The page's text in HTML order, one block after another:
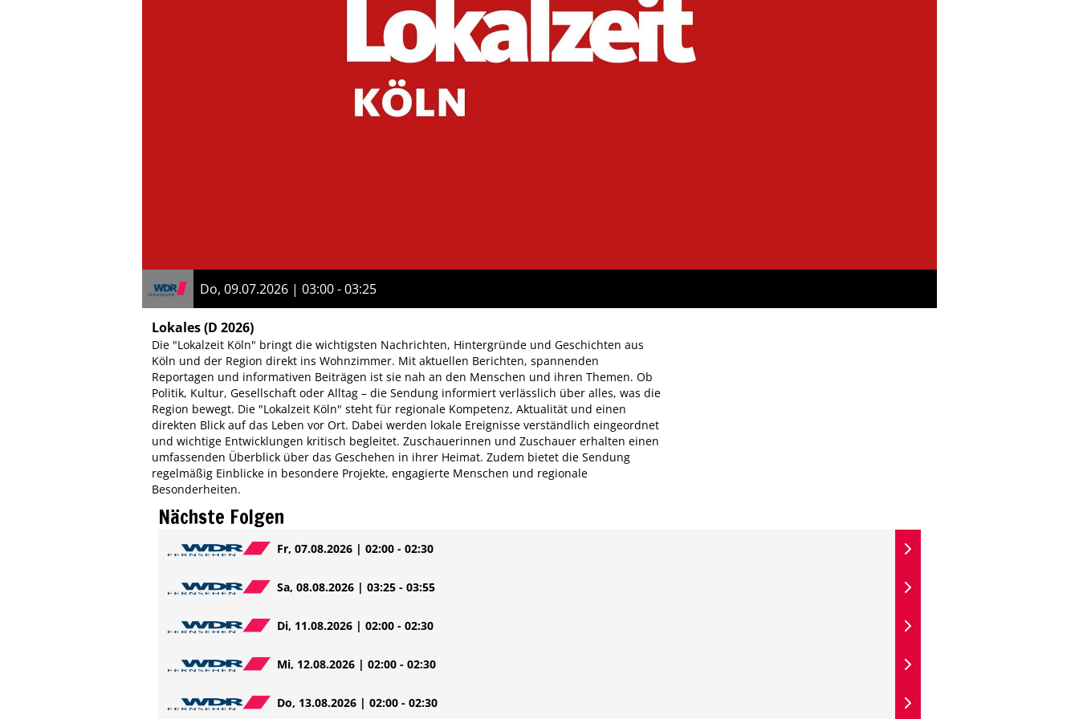
Do, 09.07.2026 | 03:00 - 03:25
Lokales(D 2026)
Die "Lokalzeit Köln" bringt die wichtigsten Nachrichten, Hintergründe und Geschichten aus
Köln und der Region direkt ins Wohnzimmer. Mit aktuellen Berichten, spannenden
Reportagen und informativen Beiträgen ist sie nah an den Menschen und ihren Themen. Ob
Politik, Kultur, Gesellschaft oder Alltag – die Sendung informiert verlässlich über alles, was die
Region bewegt. Die "Lokalzeit Köln" steht für regionale Kompetenz, Aktualität und einen
direkten Blick auf das Leben vor Ort. Dabei werden lokale Ereignisse verständlich eingeordnet
und wichtige Entwicklungen kritisch begleitet. Zuschauerinnen und Zuschauer erhalten einen
umfassenden Überblick über das Geschehen in ihrer Heimat. Zudem bietet die Sendung
regelmäßig Einblicke in besondere Projekte, engagierte Menschen und regionale
Besonderheiten.
Nächste Folgen
Fr, 07.08.2026 | 02:00 - 02:30
Sa, 08.08.2026 | 03:25 - 03:55
Di, 11.08.2026 | 02:00 - 02:30
Mi, 12.08.2026 | 02:00 - 02:30
Do, 13.08.2026 | 02:00 - 02:30